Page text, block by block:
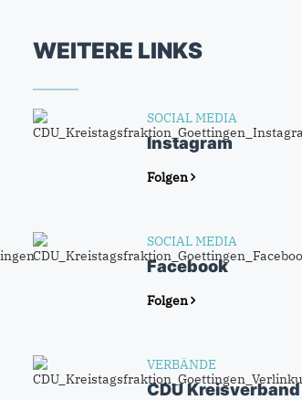
WEITERE LINKS
SOCIAL MEDIA
Instagram
Folgen
SOCIAL MEDIA
Facebook
Folgen
VERBÄNDE
CDU Kreisverband